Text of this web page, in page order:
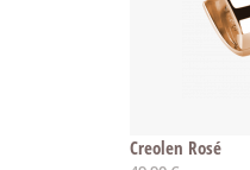
Creolen Rosé